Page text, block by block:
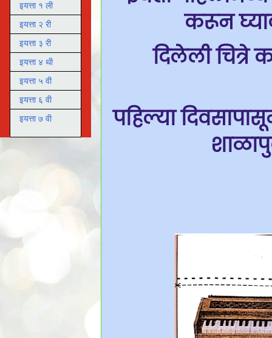
करून
दिलेली चित्रे
पहिल्या
इयत्ता १ ली
इयत्ता २ री
इयत्ता ३ री
इयत्ता ४ थी
इयत्ता ५ वी
इयत्ता ६ वी
इयत्ता ७ वी